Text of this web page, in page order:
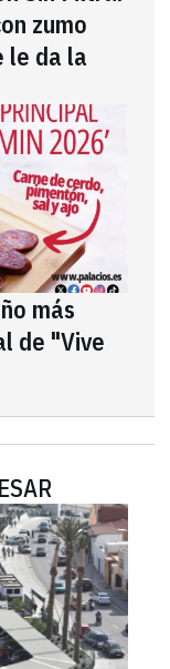
zumo
le da la
más
de "Vive